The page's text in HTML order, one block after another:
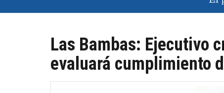
Las Bambas: Ejecutivo
evaluará cumplimiento